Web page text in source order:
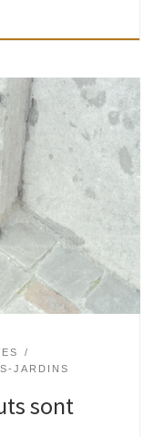
Espace Paul
Perlinghi Partons
du
JARDINS
sont